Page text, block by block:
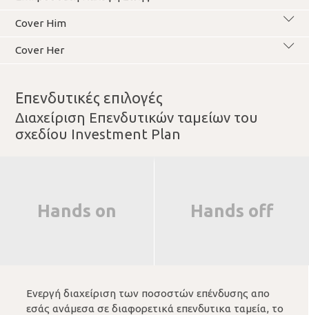
Cover Him
Cover Her
Επενδυτικές επιλογές
Διαχείριση Επενδυτικών ταμείων του
σχεδίου Investment Plan
Hands on Hands off
Ενεργή διαχείριση των ποσοστών επένδυσης απο
εσάς ανάμεσα σε διαφορετικά επενδυτικα ταμεία, το